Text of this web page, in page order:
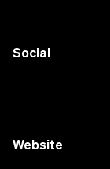
Website
Social